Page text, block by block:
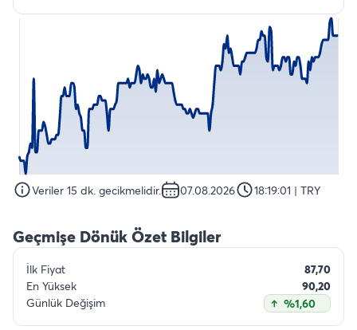
Veriler 15 dk. gecikmelidir. 07.08.2026 18:19:01 | TRY
Geçmişe Dönük Özet Bilgiler
İlk Fiyat
87,70
En Yüksek
90,20
Günlük Değişim
%1,60